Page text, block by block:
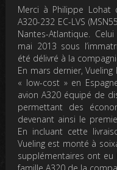
Merci à Philippe Lohat
A320-232 EC-LVS
Nantes-Atlantique.
mai 2013 sous
été délivré à la
En mars dernier,
« low-cost » en
avion A320 équipé de
permettant des
devenant ainsi le
En incluant cette
Vueling est monté à
supplémentaires ont